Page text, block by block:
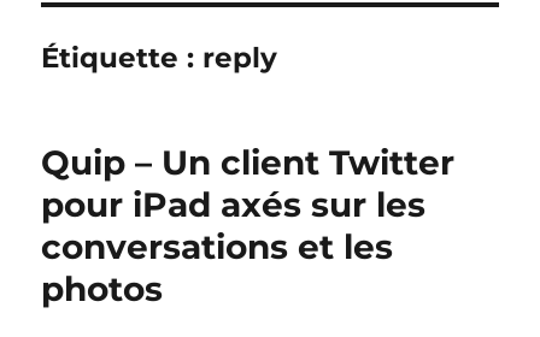
Étiquette : reply
Quip – Un client Twitter
pour iPad axés sur les
conversations et les
photos